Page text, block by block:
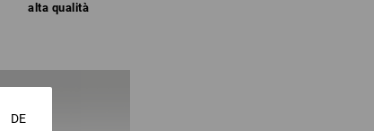
alta qualità
DE